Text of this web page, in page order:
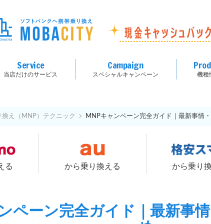
Service
当店だけのサービス
Campaign
スペシャルキャンペーン 機種
換え（MNP）テクニック MNPキャンペーン完全ガイド｜最新事情
る から乗り換える から乗り
ペーン完全ガイド｜最新事